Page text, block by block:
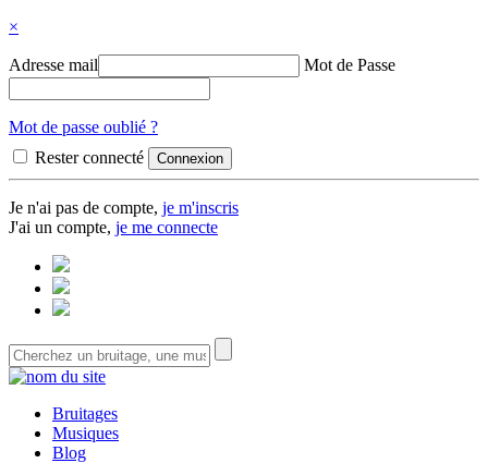
×
Adresse mail Mot de Passe
Mot de passe oublié ?
Rester connecté
Je n'ai pas de compte, je m'inscris
J'ai un compte, je me connecte
Bruitages
Musiques
Blog